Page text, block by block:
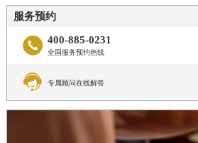
服务预约
 400-885-0231
全国服务预约热线
 专属顾问在线解答